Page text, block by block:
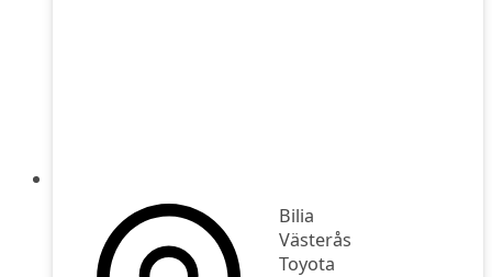
Bilia
Västerås
Toyota